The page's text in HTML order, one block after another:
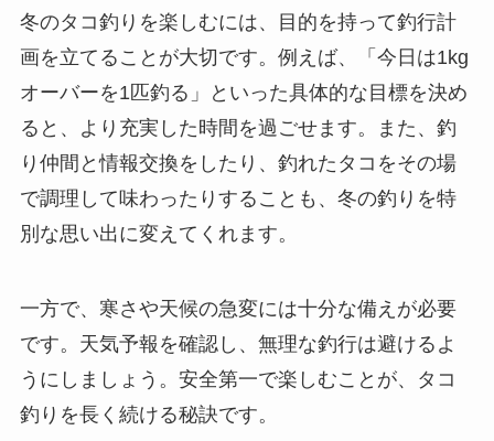
冬のタコ釣りを楽しむには、目的を持って釣行計
画を立てることが大切です。例えば、「今日は1kg
オーバーを1匹釣る」といった具体的な目標を決め
ると、より充実した時間を過ごせます。また、釣
り仲間と情報交換をしたり、釣れたタコをその場
で調理して味わったりすることも、冬の釣りを特
別な思い出に変えてくれます。
一方で、寒さや天候の急変には十分な備えが必要
です。天気予報を確認し、無理な釣行は避けるよ
うにしましょう。安全第一で楽しむことが、タコ
釣りを長く続ける秘訣です。